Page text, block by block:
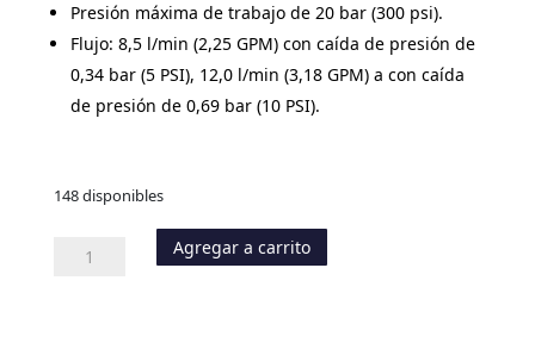
Presión máxima de trabajo de 20 bar (300 psi).
Flujo: 8,5 l/min (2,25 GPM) con caída de presión de
0,34 bar (5 PSI), 12,0 l/min (3,18 GPM) a con caída
de presión de 0,69 bar (10 PSI).
148 disponibles
Adaptador
Agregar a carrito